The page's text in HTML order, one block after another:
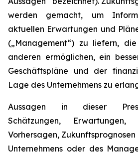
werden gemacht, um
aktuellen Erwartungen und
(„Management“) zu liefern,
anderen ermöglichen, ein
Geschäftspläne und der
Lage des Unternehmens zu
Aussagen in dieser
Schätzungen, Erwartungen,
Vorhersagen,
Unternehmens oder des